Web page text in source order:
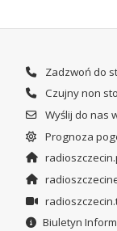
Zadzwoń do
Czujny non
Wyślij do nas
Prognoza
Biuletyn